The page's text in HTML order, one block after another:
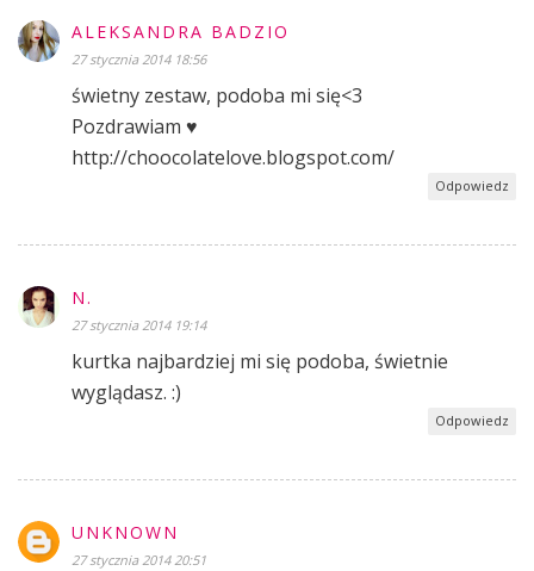
ALEKSANDRA BADZIO
27 stycznia 2014 18:56
świetny zestaw, podoba mi się<3
Pozdrawiam ♥
http://choocolatelove.blogspot.com/
Odpowiedz
N.
27 stycznia 2014 19:14
kurtka najbardziej mi się podoba, świetnie
wyglądasz. :)
Odpowiedz
UNKNOWN
27 stycznia 2014 20:51